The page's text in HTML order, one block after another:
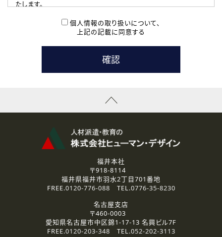
たします。
本登録に関するご連絡および本登録時の参考情報として利
たします。
( 3 ) スタッフ派遣を検討されている企業の皆様
お問い合わせの内容に回答するために利用いたします。
なお、ご連絡手段は、電話・Ｅメールのいずれかの方法とい
資料送付、受講相談に関するご連絡のために利用いたしま
その他、お問い合わせの内容に回答するために利用いたし
なお、ご連絡手段は、電話・Ｅメールのいずれかの方法とい
2.個人情報の第三者提供
ご提供いただいた個人情報は、法令等の規定に従う場合を除き、
3.個人情報の取り扱いの委託
弊社の定める個人情報保護の評価基準を満たした委託先に、個
人情報を委託する場合があります。
個人情報の取り扱いについて、
上記の記載に同意する
福井本社
〒918-8114
福井県福井市羽水2丁目701番地
FREE.0120-776-088 TEL.0776-35-8230
名古屋支店
〒460-0003
愛知県名古屋市中区錦1-17-13 名興ビル7F
FREE.0120-203-348 TEL.052-202-3113